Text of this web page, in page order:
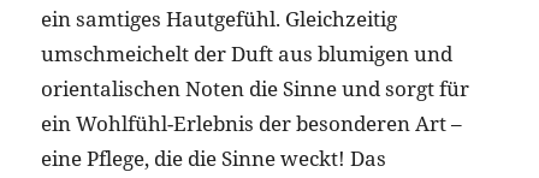
ein samtiges Hautgefühl. Gleichzeitig
umschmeichelt der Duft aus blumigen und
orientalischen Noten die Sinne und sorgt für
ein Wohlfühl-Erlebnis der besonderen Art –
eine Pflege, die die Sinne weckt! Das